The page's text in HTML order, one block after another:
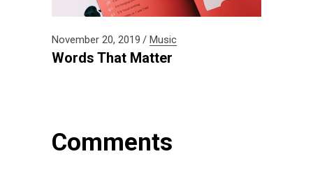
November 20, 2019 Music
Words That Matter
Comments